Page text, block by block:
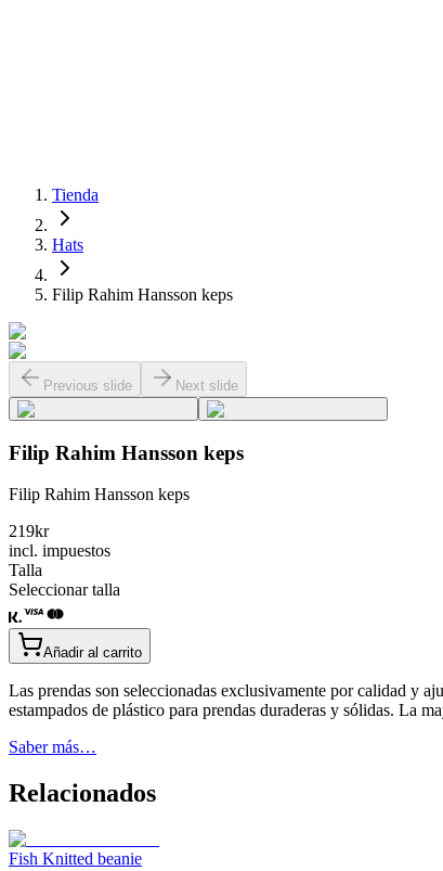
Tienda
Hats
Filip Rahim Hansson keps
Previous slide Next slide
Filip Rahim Hansson keps
Filip Rahim Hansson keps
219kr
incl. impuestos
Talla
Seleccionar talla
Añadir al carrito
Las prendas son seleccionadas exclusivamente por calidad y
estampados de plástico para prendas duraderas y sólidas. La
Saber más…
Relacionados
Fish Knitted beanie